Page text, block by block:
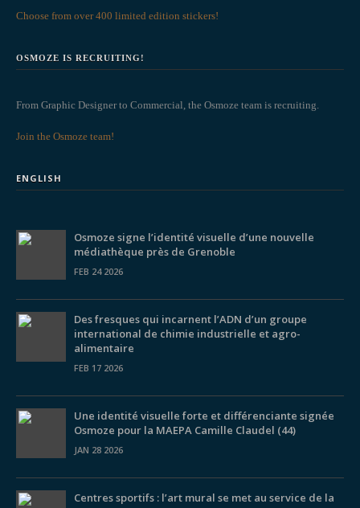
Choose from over 400 limited edition stickers!
OSMOZE IS RECRUITING!
From Graphic Designer to Commercial, the Osmoze team is recruiting.
Join the Osmoze team!
ENGLISH
Osmoze signe l’identité visuelle d’une nouvelle
médiathèque près de Grenoble
FEB 24 2026
Des fresques qui incarnent l’ADN d’un groupe
international de chimie industrielle et agro-
alimentaire
FEB 17 2026
Une identité visuelle forte et différenciante signée
Osmoze pour la MAEPA Camille Claudel (44)
JAN 28 2026
Centres sportifs : l’art mural se met au service de la